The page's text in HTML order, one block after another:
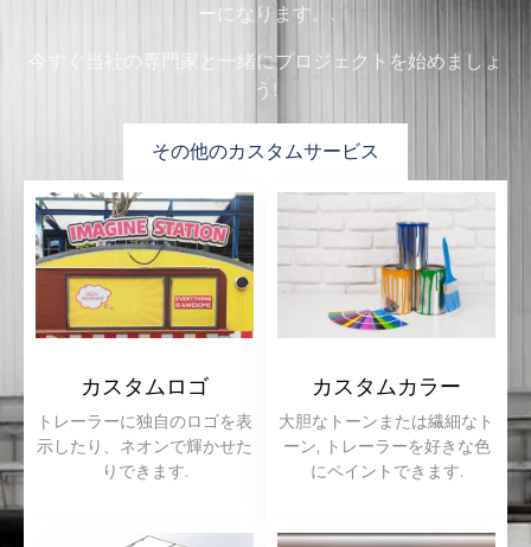
ーになります。.
今すぐ当社の専門家と一緒にプロジェクトを始めましょ
う!
その他のカスタムサービス
カスタムロゴ
トレーラーに独自のロゴを表
示したり、ネオンで輝かせた
りできます.
カスタムカラー
大胆なトーンまたは繊細なト
ーン, トレーラーを好きな色
にペイントできます.